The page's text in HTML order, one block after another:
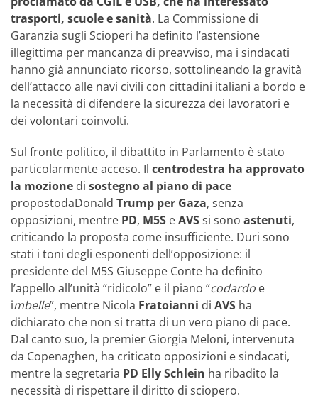
trasporti, scuole e sanità. La Commissione di
Garanzia sugli Scioperi ha definito l’astensione
illegittima per mancanza di preavviso, ma i sindacati
hanno già annunciato ricorso, sottolineando la gravità
dell’attacco alle navi civili con cittadini italiani a bordo e
la necessità di difendere la sicurezza dei lavoratori e
dei volontari coinvolti.
Sul fronte politico, il dibattito in Parlamento è stato
particolarmente acceso. Il centrodestra ha approvato
la mozione di sostegno al piano di pace
propostodaDonald Trump per Gaza, senza
opposizioni, mentre PD, M5S eAVSsi sono astenuti,
criticando la proposta come insufficiente. Duri sono
stati i toni degli esponenti dell’opposizione: il
presidente del M5S Giuseppe Conte ha definito
l’appello all’unità “ridicolo” e il piano “codardo e
imbelle”, mentre Nicola Fratoianni di AVS ha
dichiarato che non si tratta di un vero piano di pace.
Dal canto suo, la premier Giorgia Meloni, intervenuta
da Copenaghen, ha criticato opposizioni e sindacati,
mentre la segretaria PD Elly Schlein ha ribadito la
necessità di rispettare il diritto di sciopero.